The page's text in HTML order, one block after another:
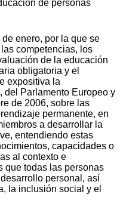
de personas
enero, por la que se
competencias, los
de la educación
obligatoria y el
expositiva la
del Parlamento Europeo y
de 2006, sobre las
permanente, en
a desarrollar la
entendiendo estas
capacidades o
al contexto e
que todas las personas
personal, así
la inclusión social y el